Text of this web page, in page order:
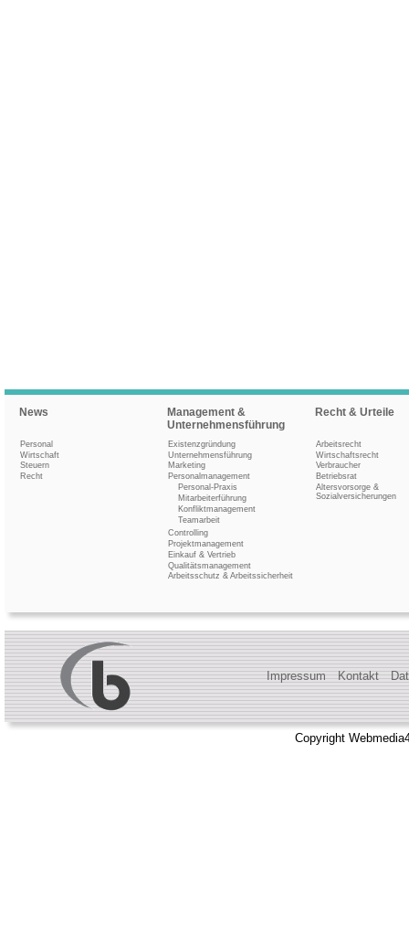
News
Personal
Wirtschaft
Steuern
Recht
Management &
Unternehmensführung
Existenzgründung
Unternehmensführung
Marketing
Personalmanagement
Personal-Praxis
Mitarbeiterführung
Konfliktmanagement
Teamarbeit
Controlling
Projektmanagement
Einkauf & Vertrieb
Qualitätsmanagement
Arbeitsschutz & Arbeitssicherheit
Recht & Urteile
Arbeitsrecht
Wirtschaftsrecht
Verbraucher
Betriebsrat
Altersvorsorge &
Sozialversicherungen
Impressum Kontakt
Copyright